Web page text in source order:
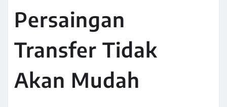
Persaingan
Transfer Tidak
Akan Mudah